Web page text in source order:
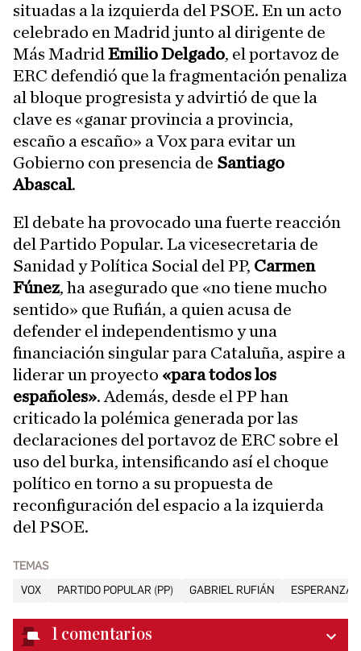
situadas a la izquierda del PSOE. En un acto
celebrado en Madrid junto al dirigente de
Más Madrid Emilio Delgado, el portavoz de
ERC defendió que la fragmentación penaliza
al bloque progresista y advirtió de que la
clave es «ganar provincia a provincia,
escaño a escaño» a Vox para evitar un
Gobierno con presencia de Santiago
Abascal.
El debate ha provocado una fuerte reacción
del Partido Popular. La vicesecretaria de
Sanidad y Política Social del PP, Carmen
Fúnez, ha asegurado que «no tiene mucho
sentido» que Rufián, a quien acusa de
defender el independentismo y una
financiación singular para Cataluña, aspire a
liderar un proyecto «para todos los
españoles». Además, desde el PP han
criticado la polémica generada por las
declaraciones del portavoz de ERC sobre el
uso del burka, intensificando así el choque
político en torno a su propuesta de
reconfiguración del espacio a la izquierda
del PSOE.
TEMAS
VOX
PARTIDO POPULAR (PP) GABRIEL RUFIÁN ESPERANZA
1 comentarios